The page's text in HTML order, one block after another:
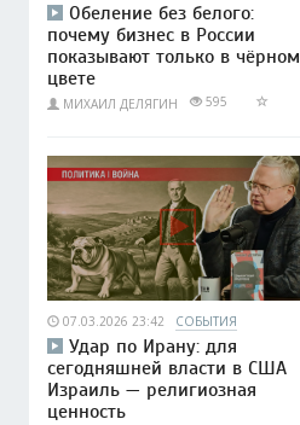
Обеление без белого:
почему бизнес в России
показывают только в чёрном
цвете
МИХАИЛ ДЕЛЯГИН 595
07.03.2026 23:42 СОБЫТИЯ
Удар по Ирану: для
сегодняшней власти в США
Израиль — религиозная
ценность